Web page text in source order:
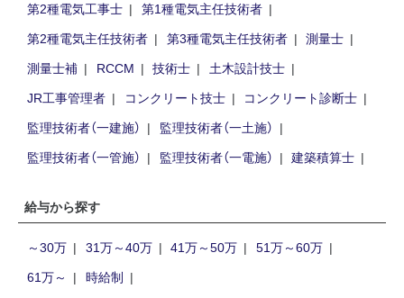
第2種電気工事士
第1種電気主任技術者
第2種電気主任技術者
第3種電気主任技術者
測量士
測量士補
RCCM 技術士
土木設計技士
JR工事管理者
コンクリート技士
コンクリート診断士
監理技術者（一建施）
監理技術者（一土施）
監理技術者（一管施）
監理技術者（一電施） 建築積算士
給与から探す
～30万 31万～40万 41万～50万
51万～60万
61万～
時給制